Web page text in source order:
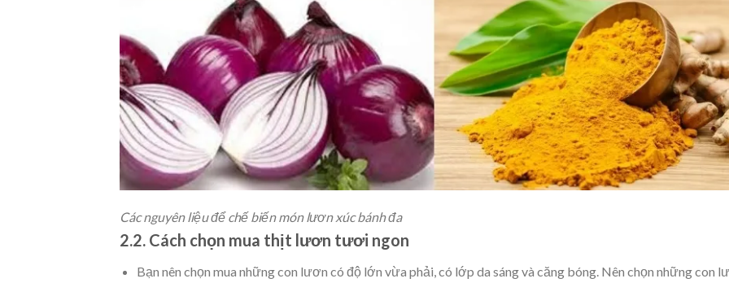
Các nguyên liệu để chế biến món lươn xúc bánh đa
2.2. Cách chọn mua thịt lươn tươi ngon
Bạn nên chọn mua những con lươn có độ lớn vừa phải, có lớp da sáng và căng bóng. Nên chọn những con